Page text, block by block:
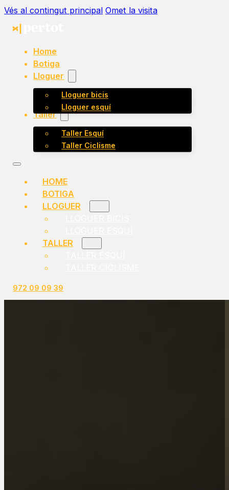
Vés al contingut principal Omet la visita
Home
Botiga
Lloguer
Lloguer bicis
Lloguer esquí
Taller
Taller Esquí
Taller Ciclisme
HOME
BOTIGA
LLOGUER
TALLER
972 09 09 39